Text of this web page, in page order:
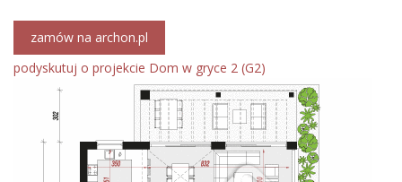
zamów na archon.pl
podyskutuj o projekcie Dom w gryce 2 (G2)